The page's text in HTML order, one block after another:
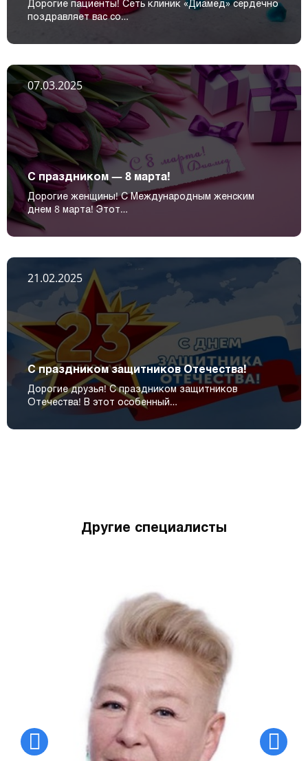
Дорогие пациенты! Сеть клиник «Диамед» сердечно
поздравляет вас со…
07.03.2025
С праздником — 8 марта!
Дорогие женщины! С Международным женским
днем 8 марта! Этот…
21.02.2025
С праздником защитников Отечества!
Дорогие друзья! С праздником защитников
Отечества! В этот особенный…
Другие специалисты